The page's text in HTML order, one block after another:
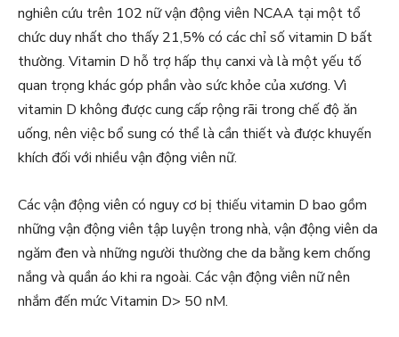
nghiên cứu trên 102 nữ vận động viên NCAA tại một tổ
chức duy nhất cho thấy 21,5% có các chỉ số vitamin D bất
thường. Vitamin D hỗ trợ hấp thụ canxi và là một yếu tố
quan trọng khác góp phần vào sức khỏe của xương. Vì
vitamin D không được cung cấp rộng rãi trong chế độ ăn
uống, nên việc bổ sung có thể là cần thiết và được khuyến
khích đối với nhiều vận động viên nữ.
Các vận động viên có nguy cơ bị thiếu vitamin D bao gồm
những vận động viên tập luyện trong nhà, vận động viên da
ngăm đen và những người thường che da bằng kem chống
nắng và quần áo khi ra ngoài. Các vận động viên nữ nên
nhắm đến mức Vitamin D> 50 nM.